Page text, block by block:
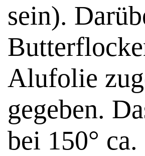
sein).
Alufolie
gegeben.
bei 150°